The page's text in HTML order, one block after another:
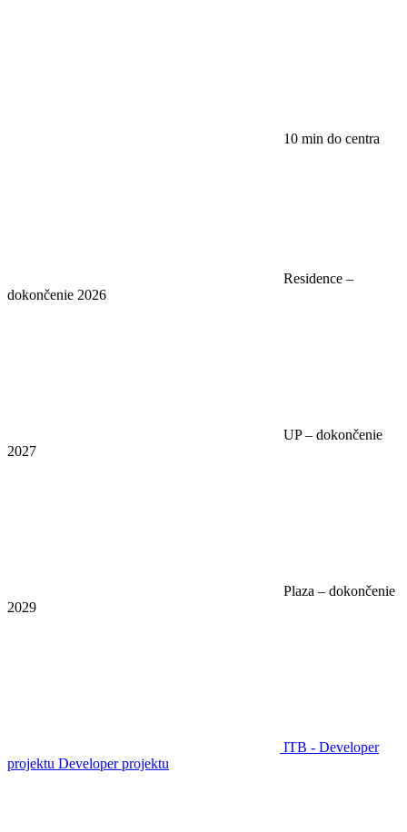
10 min do centra
Residence –
dokončenie 2026
UP – dokončenie
2027
Plaza – dokončenie
2029
ITB - Developer
projektu Developer projektu